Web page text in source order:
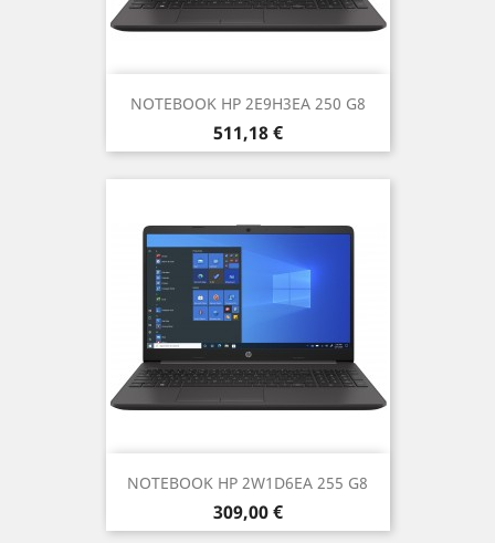
NOTEBOOK HP 2E9H3EA 250 G8
Prezzo
511,18 €
NOTEBOOK HP 2W1D6EA 255 G8
Prezzo
309,00 €